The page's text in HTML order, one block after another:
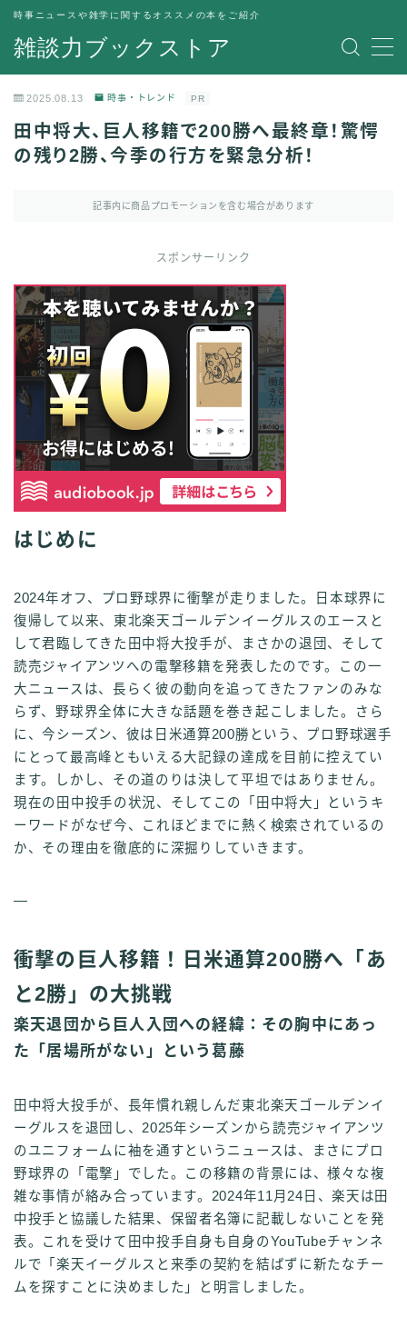
雑談力ブックストア
時事ニュースや雑学に関するオススメの本をご紹介
MENU
運営者情報
2025.08.13 時事・トレンド PR
田中将大、巨人移籍で200勝へ最終章！驚愕
の残り2勝、今季の行方を緊急分析！
記事内に商品プロモーションを含む場合があります
スポンサーリンク
はじめに
2024年オフ、プロ野球界に衝撃が走りました。日本球界に
復帰して以来、東北楽天ゴールデンイーグルスのエースと
して君臨してきた田中将大投手が、まさかの退団、そして
読売ジャイアンツへの電撃移籍を発表したのです。この一
大ニュースは、長らく彼の動向を追ってきたファンのみな
らず、野球界全体に大きな話題を巻き起こしました。さら
に、今シーズン、彼は日米通算200勝という、プロ野球選手
にとって最高峰ともいえる大記録の達成を目前に控えてい
ます。しかし、その道のりは決して平坦ではありません。
現在の田中投手の状況、そしてこの「田中将大」というキ
ーワードがなぜ今、これほどまでに熱く検索されているの
か、その理由を徹底的に深掘りしていきます。
—
衝撃の巨人移籍！日米通算200勝へ「あ
と2勝」の大挑戦
楽天退団から巨人入団への経緯：その胸中にあっ
た「居場所がない」という葛藤
田中将大投手が、長年慣れ親しんだ東北楽天ゴールデンイ
ーグルスを退団し、2025年シーズンから読売ジャイアンツ
のユニフォームに袖を通すというニュースは、まさにプロ
野球界の「電撃」でした。この移籍の背景には、様々な複
雑な事情が絡み合っています。2024年11月24日、楽天は田
中投手と協議した結果、保留者名簿に記載しないことを発
表。これを受けて田中投手自身も自身のYouTubeチャンネ
ルで「楽天イーグルスと来季の契約を結ばずに新たなチー
ムを探すことに決めました」と明言しました。